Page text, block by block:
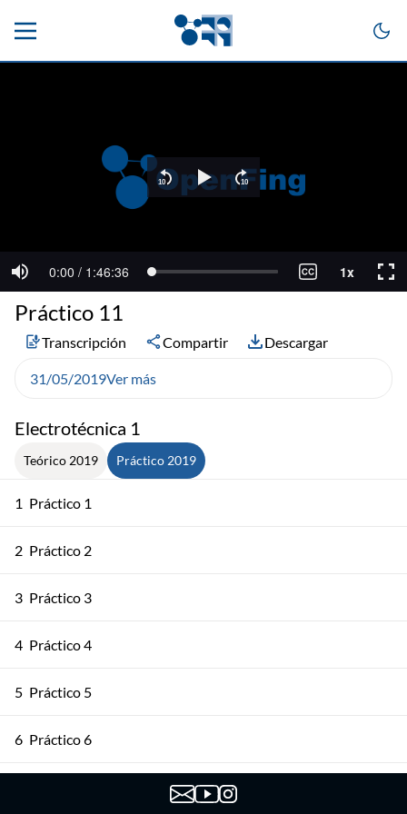
Electrotécnica 1
Teórico 2019 Práctico 2019
1 Práctico 1
2 Práctico 2
3 Práctico 3
4 Práctico 4
5 Práctico 5
6 Práctico 6
Práctico 11
Transcripción Compartir Descargar
31/05/2019Ver más